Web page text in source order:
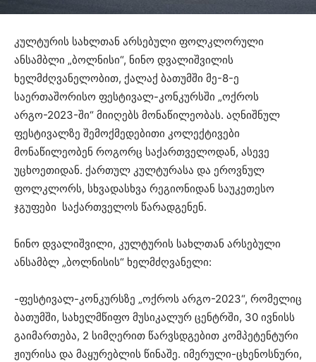
კულტურის სახლთან არსებული ფოლკლორული
ანსამბლი „ბოლნისი“, ნინო დვალიშვილის
ხელმძღვანელობით, ქალაქ ბათუმში მე-8-ე
საერთაშორისო ფესტივალ-კონკურსში „ოქროს
არგო-2023-ში“ მიიღებს მონაწილეობას. აღნიშნულ
ფესტივალზე შემოქმედებითი კოლექტივები
მონაწილეობენ როგორც საქართველოდან, ასევე
უცხოეთიდან. ქართულ კულტურასა და ეროვნულ
ფოლკლორს, სხვადასხვა რეგიონიდან საუკეთესო
ჯგუფები საქართველოს წარადგენენ.
ნინო დვალიშვილი, კულტურის სახლთან არსებული
ანსამბლ „ბოლნისის“ ხელმძღვანელი:
-ფესტივალ-კონკურსზე „ოქროს არგო-2023“, რომელიც
ბათუმში, სახელმწიფო მუსიკალურ ცენტრში, 30 ივნისს
გაიმართება, 2 სიმღერით წარვსდგებით კომპეტენტური
ჟიურისა და მაყურებლის წინაშე. იმერული-ცხენოსნური,